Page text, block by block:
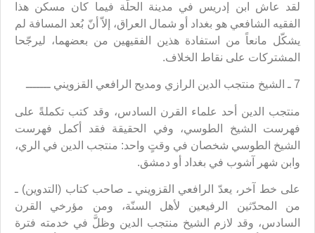
لقد عاش ابن إدريس في مدينة الحلّة فيما كان مسكن هذا
الفقيه الشافعي هو بغداد أو شمال العراق، إلاّ أنّ بُعد المسافة لم
يشكّل مانعاً من استفادة هذين الفقيهين من بعضهما، ليرجّحا
المشتركات على نقاط الخلاف.
7 ـ الشيخ منتجب الدين الرازي ومديح الرافعي القزويني ـــــــ
منتجب الدين أحد علماء القرن السادس، وقد كتب تكملةً على
فهرست الشيخ الطوسي، وفي الحقيقة فقد أكمل فهرست
الشيخ الطوسي شخصان في وقتٍ واحد: منتجب الدين في الري،
وابن شهر آشوب في بغداد أو دمشق.
على خط آخر، يعدّ الرافعي القزويني ـ صاحب كتاب (التدوين) ـ
من المحدّثين الرفيعين لأهل السنّة، ومن مؤرخي القرن
السادس، وقد لازم الشيخ منتجب الدين وظلَّ في خدمته فترة